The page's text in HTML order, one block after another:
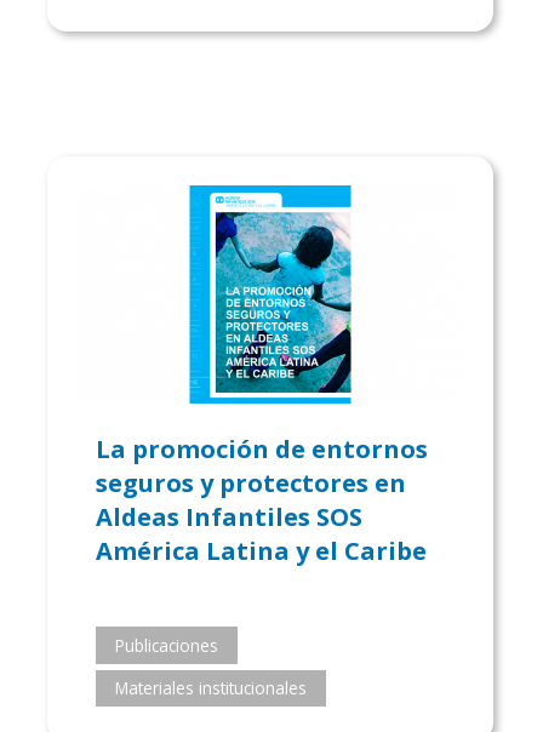
La promoción de entornos
seguros y protectores en
Aldeas Infantiles SOS
América Latina y el Caribe
Publicaciones
Materiales institucionales